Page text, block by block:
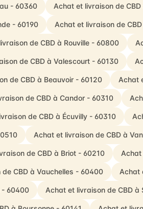
- 60360 Achat et livraison de
- 60190 Achat et livraison de
de CBD à Rouville - 60800
de CBD à Valescourt - 60130
de CBD à Beauvoir - 60120 Achat
de CBD à Candor - 60310
de CBD à Écuvilly - 60310
Achat et livraison de CBD à
de CBD à Briot - 60210
CBD à Vauchelles - 60400 Achat
- 60400 Achat et livraison de CBD à